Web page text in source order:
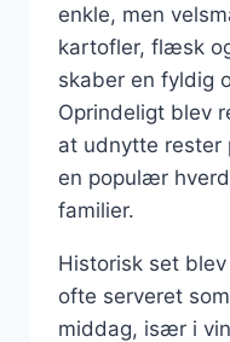
enkle, men
kartofler, flæsk
skaber en fyldig
Oprindeligt blev
at udnytte rester
en populær
familier.
Historisk set
ofte serveret
middag, især i